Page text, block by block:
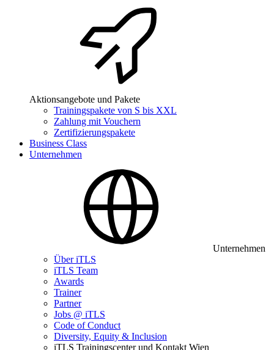
Aktionsangebote und Pakete
Trainingspakete von S bis XXL
Zahlung mit Vouchern
Zertifizierungspakete
Business Class
Unternehmen
Unternehmen
Über iTLS
iTLS Team
Awards
Trainer
Partner
Jobs @ iTLS
Code of Conduct
Diversity, Equity & Inclusion
iTLS Trainingscenter und Kontakt Wien